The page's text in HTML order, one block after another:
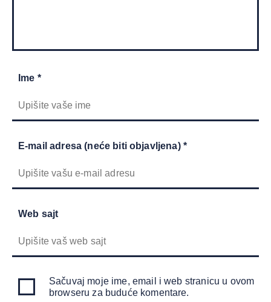
Ime *
E-mail adresa (neće biti objavljena) *
Web sajt
Sačuvaj moje ime, email i web stranicu u ovom
browseru za buduće komentare.